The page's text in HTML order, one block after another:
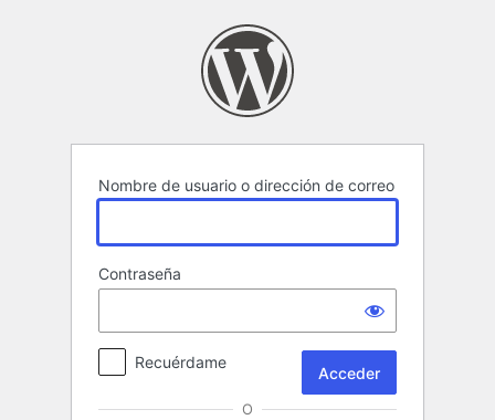
Nombre de usuario o dirección de correo
Contraseña
Recuérdame
O